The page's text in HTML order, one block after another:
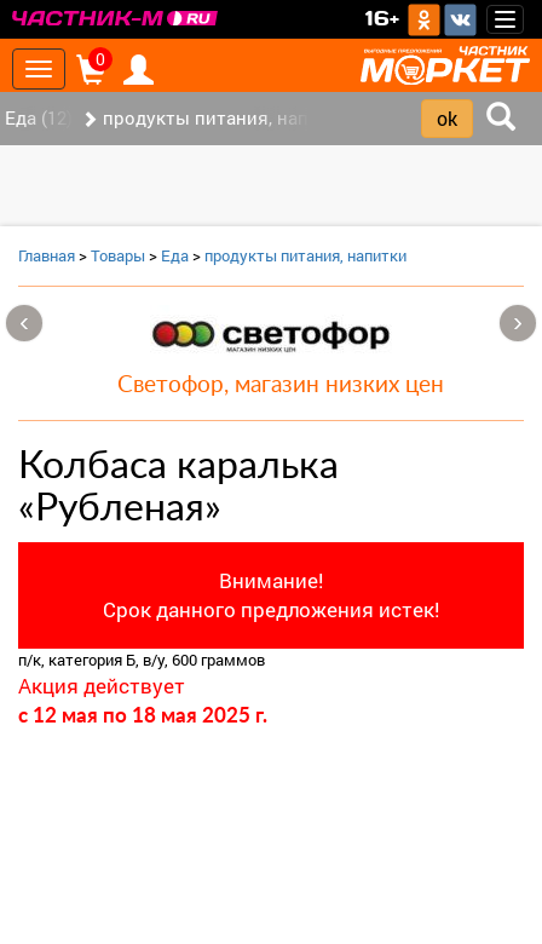
16+
Toggle
navigation
0
Еда (12) продукты питания, напитки (7)
Главная>Товары > Еда> продукты питания, напитки
Светофор, магазин низких цен
Колбаса каралька
«Рубленая»
Внимание!
Срок данного предложения истек!
п/к, категория Б, в/у, 600 граммов
Акция действует
c 12 мая по 18 мая 2025 г.
‹ ›